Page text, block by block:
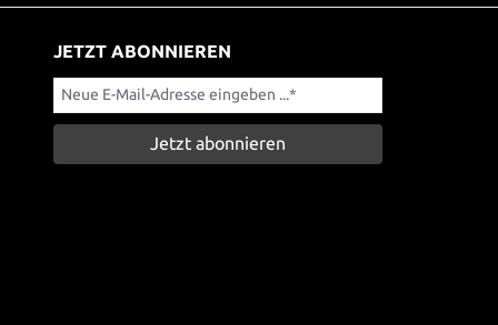
JETZT ABONNIEREN
Jetzt abonnieren